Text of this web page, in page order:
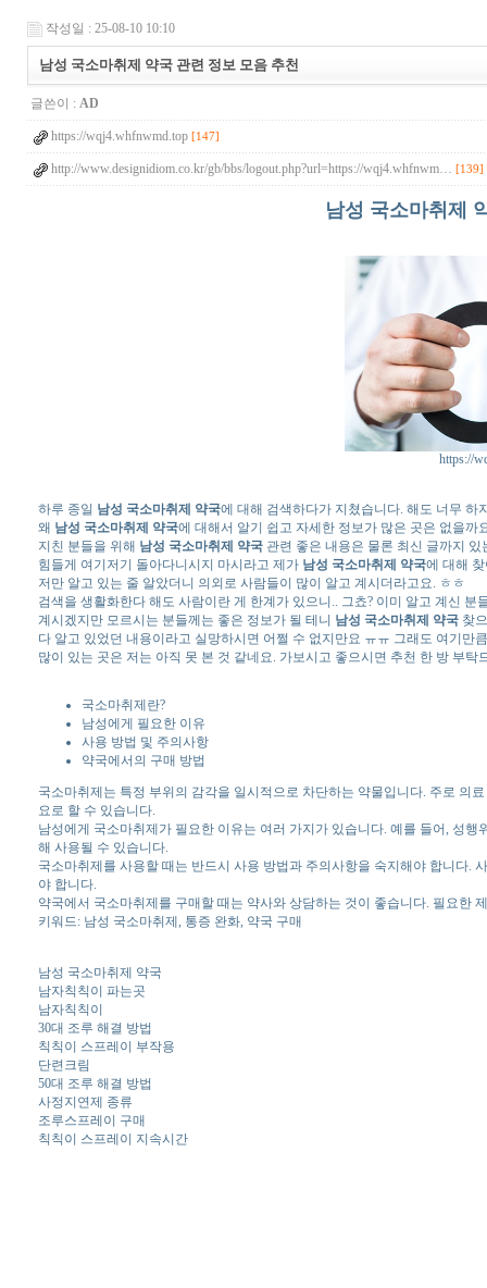
작성일 : 25-08-10 10:10
남성 국소마취제 약국 관련 정보 모음 추천
글쓴이 : AD
https://wqj4.whfnwmd.top [147]
http://www.designidiom.co.kr/gb/bbs/logout.php?url=https://wqj4.whfnwm… [139]
남성 국소마취제
https://
하루 종일 남성 국소마취제 약국에 대해 검색하다가 지쳤습니다. 해도 너무 하
왜 남성 국소마취제 약국에 대해서 알기 쉽고 자세한 정보가 많은 곳은 없을까
지친 분들을 위해 남성 국소마취제 약국관련 좋은 내용은 물론 최신 글까지 있
힘들게 여기저기 돌아다니시지 마시라고 제가 남성 국소마취제 약국에 대해
저만 알고 있는 줄 알았더니 의외로 사람들이 많이 알고 계시더라고요. ㅎㅎ
검색을 생활화한다 해도 사람이란 게 한계가 있으니.. 그쵸? 이미 알고 계신 분
계시겠지만 모르시는 분들께는 좋은 정보가 될 테니 남성 국소마취제 약국찾
다 알고 있었던 내용이라고 실망하시면 어쩔 수 없지만요 ㅠㅠ 그래도 여기만
많이 있는 곳은 저는 아직 못 본 것 같네요. 가보시고 좋으시면 추천 한 방 부탁
국소마취제란?
남성에게 필요한 이유
사용 방법 및 주의사항
약국에서의 구매 방법
국소마취제는 특정 부위의 감각을 일시적으로 차단하는 약물입니다. 주로 의
요로 할 수 있습니다.
남성에게 국소마취제가 필요한 이유는 여러 가지가 있습니다. 예를 들어, 성
해 사용될 수 있습니다.
국소마취제를 사용할 때는 반드시 사용 방법과 주의사항을 숙지해야 합니다.
야 합니다.
약국에서 국소마취제를 구매할 때는 약사와 상담하는 것이 좋습니다. 필요한
키워드: 남성 국소마취제, 통증 완화, 약국 구매
남성 국소마취제 약국
남자칙칙이 파는곳
남자칙칙이
30대 조루 해결 방법
칙칙이 스프레이 부작용
단련크림
50대 조루 해결 방법
사정지연제 종류
조루스프레이 구매
칙칙이 스프레이 지속시간